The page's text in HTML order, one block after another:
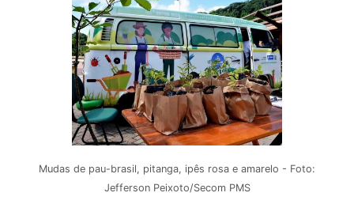
Mudas de pau-brasil, pitanga, ipês rosa e amarelo - Foto:
Jefferson Peixoto/Secom PMS